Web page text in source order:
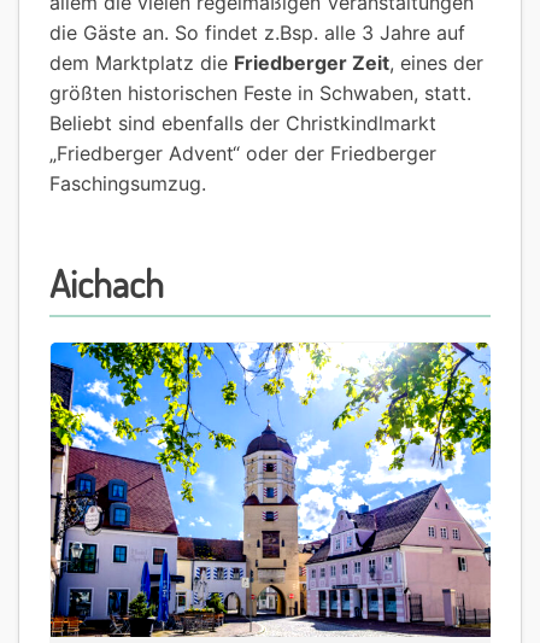
die Gäste an. So findet z.Bsp. alle 3 Jahre auf
dem Marktplatz die Friedberger Zeit, eines der
größten historischen Feste in Schwaben, statt.
Beliebt sind ebenfalls der Christkindlmarkt
„Friedberger Advent“ oder der Friedberger
Faschingsumzug.
Aichach